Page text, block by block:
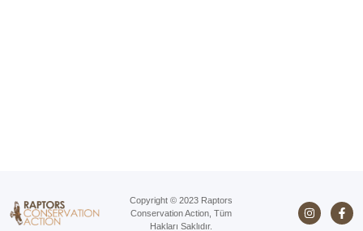
Copyright © 2023 Raptors
Conservation Action, Tüm
Hakları Saklıdır.